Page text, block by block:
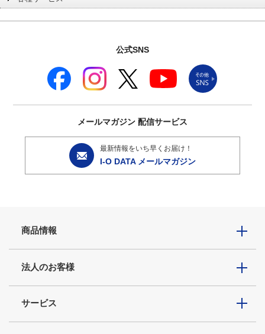
公式SNS
メールマガジン 配信サービス
最新情報をいち早くお届け！
I-O DATA メールマガジン
商品情報
法人のお客様
サービス